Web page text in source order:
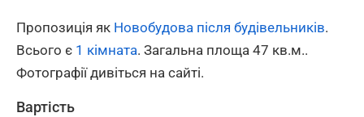
Пропозиція як Новобудова після будівельників.
Всього є 1 кімната. Загальна площа 47 кв.м..
Фотографії дивіться на сайті.
Вартість